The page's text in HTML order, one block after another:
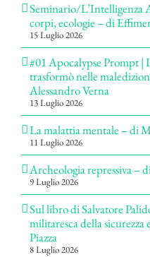
Seminario/L’Intelligenza
corpi, ecologie – di
15 Luglio 2026
#01 Apocalypse Prompt |
trasformò nelle
Alessandro Verna
13 Luglio 2026
La malattia mentale – di
11 Luglio 2026
Archeologia repressiva –
9 Luglio 2026
Sul libro di Salvatore
militaresca della
Piazza
8 Luglio 2026